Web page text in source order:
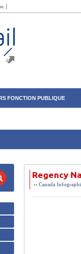
FONCTION PUBLIQUE
Regency
››Canada